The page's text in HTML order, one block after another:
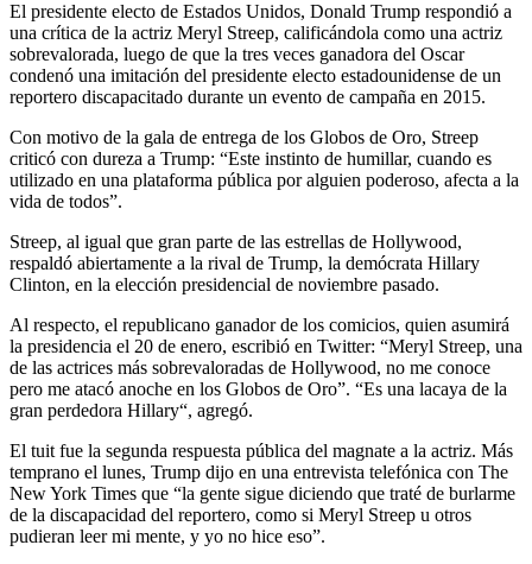
El presidente electo de Estados Unidos, Donald Trump respondió a
una crítica de la actriz Meryl Streep, calificándola como una actriz
sobrevalorada, luego de que la tres veces ganadora del Oscar
condenó una imitación del presidente electo estadounidense de un
reportero discapacitado durante un evento de campaña en 2015.
Con motivo de la gala de entrega de los Globos de Oro, Streep
criticó con dureza a Trump: “Este instinto de humillar, cuando es
utilizado en una plataforma pública por alguien poderoso, afecta a la
vida de todos”.
Streep, al igual que gran parte de las estrellas de Hollywood,
respaldó abiertamente a la rival de Trump, la demócrata Hillary
Clinton, en la elección presidencial de noviembre pasado.
Al respecto, el republicano ganador de los comicios, quien asumirá
la presidencia el 20 de enero, escribió en Twitter: “Meryl Streep, una
de las actrices más sobrevaloradas de Hollywood, no me conoce
pero me atacó anoche en los Globos de Oro”. “Es una lacaya de la
gran perdedora Hillary“, agregó.
El tuit fue la segunda respuesta pública del magnate a la actriz. Más
temprano el lunes, Trump dijo en una entrevista telefónica con The
New York Times que “la gente sigue diciendo que traté de burlarme
de la discapacidad del reportero, como si Meryl Streep u otros
pudieran leer mi mente, y yo no hice eso”.